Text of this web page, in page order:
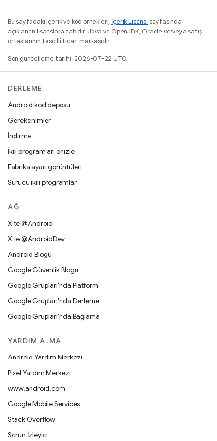
Bu sayfadaki içerik ve kod örnekleri, İçerik Lisansı sayfasında
açıklanan lisanslara tabidir. Java ve OpenJDK, Oracle ve/veya satış
ortaklarının tescilli ticari markasıdır.
Son güncelleme tarihi: 2026-07-22 UTC.
DERLEME
Android kod deposu
Gereksinimler
İndirme
İkili programları önizle
Fabrika ayarı görüntüleri
Sürücü ikili programları
AĞ
X'te @Android
X'te @AndroidDev
Android Blogu
Google Güvenlik Blogu
Google Grupları'nda Platform
Google Grupları'nda Derleme
Google Grupları'nda Bağlama
YARDIM ALMA
Android Yardım Merkezi
Pixel Yardım Merkezi
www.android.com
Google Mobile Services
Stack Overflow
Sorun İzleyici